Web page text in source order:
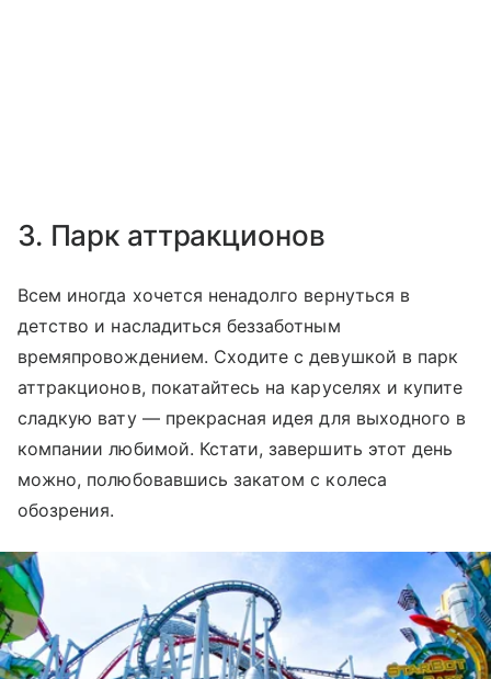
3. Парк аттракционов
Всем иногда хочется ненадолго вернуться в
детство и насладиться беззаботным
времяпровождением. Сходите с девушкой в парк
аттракционов, покатайтесь на каруселях и купите
сладкую вату — прекрасная идея для выходного в
компании любимой. Кстати, завершить этот день
можно, полюбовавшись закатом с колеса
обозрения.